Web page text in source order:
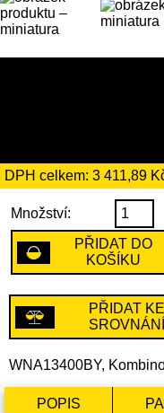
DPH celkem: 3 411,89
Množství:
PŘIDAT DO
KOŠÍKU
PŘIDAT KE
SROVNÁNÍ
WNA13400BY,
POPIS